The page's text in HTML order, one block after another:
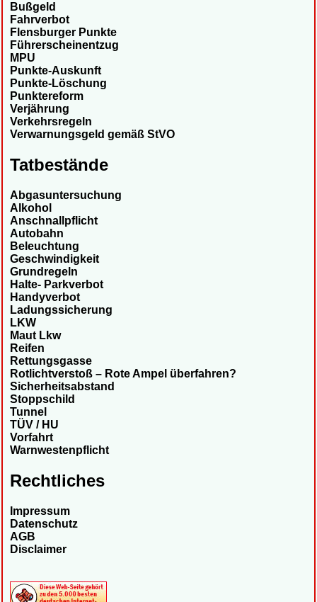
Bußgeld
Fahrverbot
Flensburger Punkte
Führerscheinentzug
MPU
Punkte-Auskunft
Punkte-Löschung
Punktereform
Verjährung
Verkehrsregeln
Verwarnungsgeld gemäß StVO
Tatbestände
Abgasuntersuchung
Alkohol
Anschnallpflicht
Autobahn
Beleuchtung
Geschwindigkeit
Grundregeln
Halte- Parkverbot
Handyverbot
Ladungssicherung
LKW
Maut Lkw
Reifen
Rettungsgasse
Rotlichtverstoß – Rote Ampel überfahren?
Sicherheitsabstand
Stoppschild
Tunnel
TÜV / HU
Vorfahrt
Warnwestenpflicht
Rechtliches
Impressum
Datenschutz
AGB
Disclaimer